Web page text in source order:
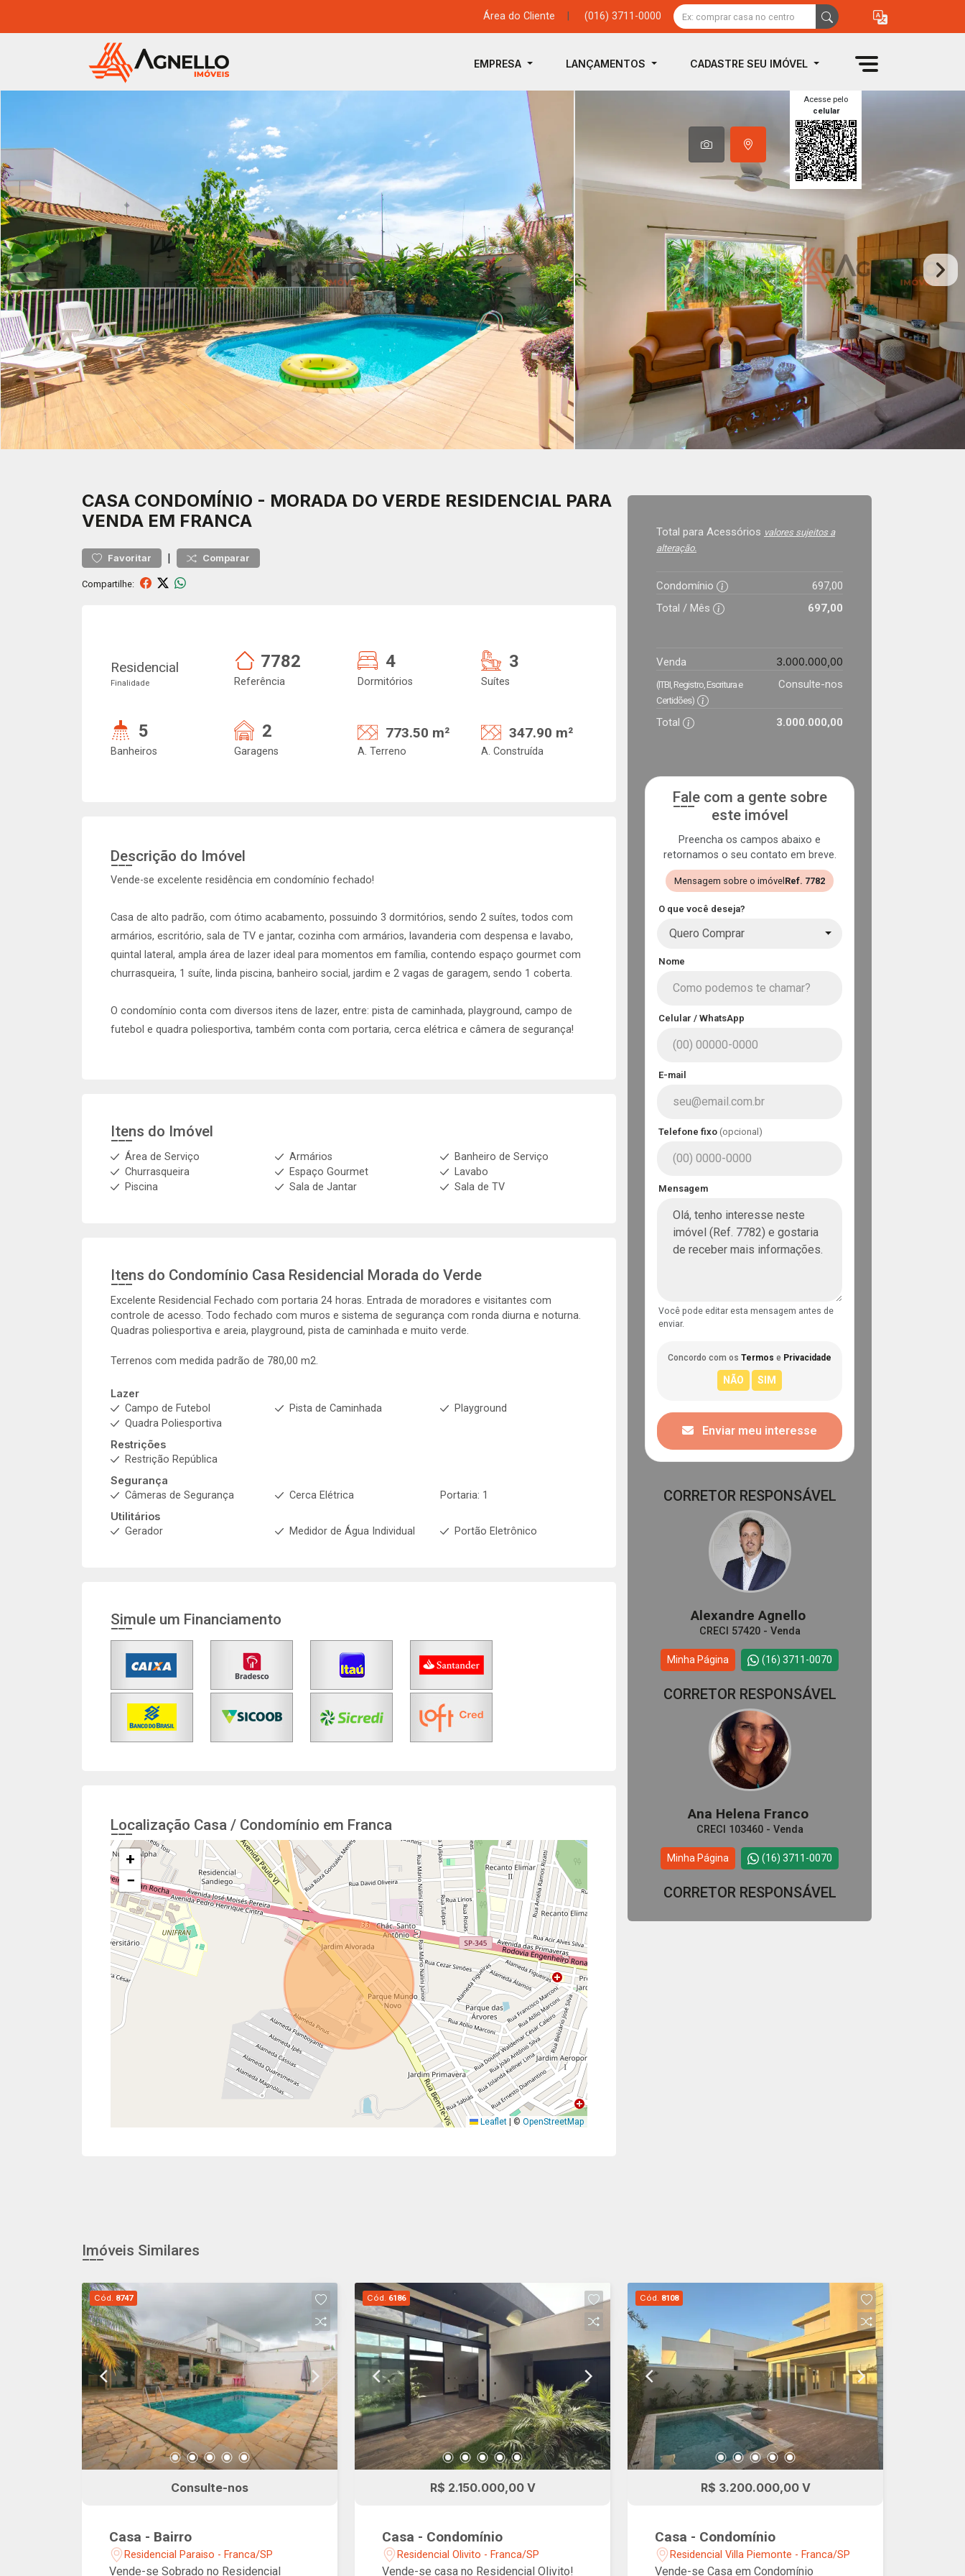
Área do Cliente (016) 3711-0000
EMPRESA LANÇAMENTOS CADASTRE SEU IMÓVEL
Acesse pelo
celular
CASA CONDOMÍNIO - MORADA DO VERDE RESIDENCIAL PARA
VENDA EM FRANCA
Favoritar | Comparar
Compartilhe:
Residencial
Finalidade
7782
Referência
4
Dormitórios
3
Suítes
5
Banheiros
2
Garagens
773.50 m²
A. Terreno
347.90 m²
A. Construída
Descrição do Imóvel
Vende-se excelente residência em condomínio fechado!
Casa de alto padrão, com ótimo acabamento, possuindo 3 dormitórios, sendo 2 suítes, todos com
armários, escritório, sala de TV e jantar, cozinha com armários, lavanderia com despensa e lavabo,
quintal lateral, ampla área de lazer ideal para momentos em família, contendo espaço gourmet com
churrasqueira, 1 suíte, linda piscina, banheiro social, jardim e 2 vagas de garagem, sendo 1 coberta.
O condomínio conta com diversos itens de lazer, entre: pista de caminhada, playground, campo de
futebol e quadra poliesportiva, também conta com portaria, cerca elétrica e câmera de segurança!
Itens do Imóvel
Área de Serviço Armários
Banheiro de Serviço
Churrasqueira
Espaço Gourmet
Lavabo
Piscina
Sala de Jantar Sala de TV
Itens do Condomínio Casa Residencial Morada do Verde
Excelente Residencial Fechado com portaria 24 horas. Entrada de moradores e visitantes com
controle de acesso. Todo fechado com muros e sistema de segurança com ronda diurna e noturna.
Quadras poliesportiva e areia, playground, pista de caminhada e muito verde.
Terrenos com medida padrão de 780,00 m2.
Lazer
Campo de Futebol
Pista de Caminhada
Playground
Quadra Poliesportiva
Restrições
Restrição República
Segurança
Câmeras de Segurança
Cerca Elétrica
Portaria: 1
Utilitários
Gerador
Medidor de Água Individual Portão Eletrônico
Simule um Financiamento
Localização Casa / Condomínio em Franca
+
−
Leaflet © OpenStreetMap
Total para Acessórios valores sujeitos a
alteração.
Condomínio
697,00
Total / Mês
697,00
Venda 3.000.000,00
(ITBI, Registro, Escritura e
Certidões)
Consulte-nos
Total 3.000.000,00
Fale com a gente sobre
este imóvel
Preencha os campos abaixo e
retornamos o seu contato em breve.
Mensagem sobre o imóvel Ref. 7782
O que você deseja?
Quero Comprar
Nome
Celular / WhatsApp
E-mail
Telefone fixo (opcional)
Mensagem
Você pode editar esta mensagem antes de
enviar.
Concordo com os Termos e Privacidade
Enviar meu interesse
CORRETOR RESPONSÁVEL
Alexandre Agnello
CRECI 57420 - Venda
Minha Página (16) 3711-0070
CORRETOR RESPONSÁVEL
Ana Helena Franco
CRECI 103460 - Venda
Minha Página (16) 3711-0070
CORRETOR RESPONSÁVEL
Imóveis Similares
Cód. 8747
Consulte-nos
Casa - Bairro
Residencial Paraiso - Franca/SP
Vende-se Sobrado no Residencial
Cód. 6186
R$ 2.150.000,00 V
Casa - Condomínio
Residencial Olivito - Franca/SP
Vende-se casa no Residencial Olivito!
Cód. 8108
R$ 3.200.000,00 V
Casa - Condomínio
Residencial Villa Piemonte - Franca/SP
Vende-se Casa em Condomínio